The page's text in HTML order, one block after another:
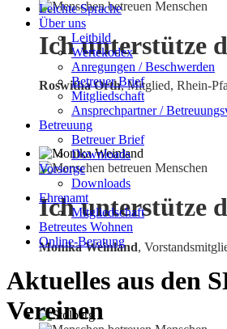
Ich unterstütze
Roswitha Orth, Mitglied, Rhein-
Ich unterstütze
Monika Weinland,
Leichte Sprache
Über uns
Leitbild
Wertekodex
Anregungen / Beschwerden
Betreuer Brief
Mitgliedschaft
Ansprechpartner /
Betreuung
Betreuer Brief
Downloads
Vorsorge
Downloads
Ehrenamt
Mitgliedschaft
Betreutes Wohnen
Online-Beratung
Aktuelles aus den
Vereinen